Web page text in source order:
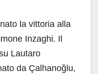
la vittoria alla
Inzaghi. Il
Lautaro
da Çalhanoğlu,